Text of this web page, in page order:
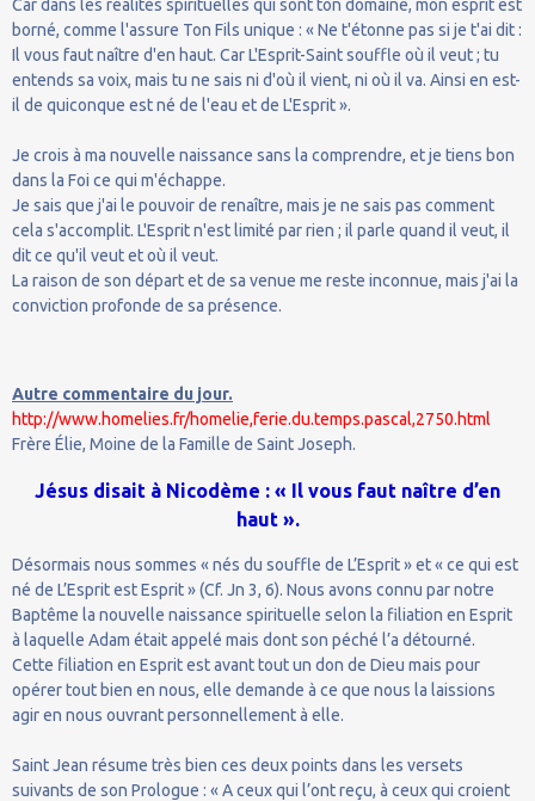
Car dans les réalités spirituelles qui sont ton domaine, mon esprit est
borné, comme l'assure Ton Fils unique : « Ne t'étonne pas si je t'ai dit :
Il vous faut naître d'en haut. Car L'Esprit-Saint souffle où il veut ; tu
entends sa voix, mais tu ne sais ni d'où il vient, ni où il va. Ainsi en est-
il de quiconque est né de l'eau et de L'Esprit ».
Je crois à ma nouvelle naissance sans la comprendre, et je tiens bon
dans la Foi ce qui m'échappe.
Je sais que j'ai le pouvoir de renaître, mais je ne sais pas comment
cela s'accomplit. L'Esprit n'est limité par rien ; il parle quand il veut, il
dit ce qu'il veut et où il veut.
La raison de son départ et de sa venue me reste inconnue, mais j'ai la
conviction profonde de sa présence.
Autre commentaire du jour.
http://www.homelies.fr/homelie,ferie.du.temps.pascal,2750.html
Frère Élie, Moine de la Famille de Saint Joseph.
Jésus disait à Nicodème : « Il vous faut naître d’en
haut ».
Désormais nous sommes « nés du souffle de L’Esprit » et « ce qui est
né de L’Esprit est Esprit » (Cf. Jn 3, 6). Nous avons connu par notre
Baptême la nouvelle naissance spirituelle selon la filiation en Esprit
à laquelle Adam était appelé mais dont son péché l’a détourné.
Cette filiation en Esprit est avant tout un don de Dieu mais pour
opérer tout bien en nous, elle demande à ce que nous la laissions
agir en nous ouvrant personnellement à elle.
Saint Jean résume très bien ces deux points dans les versets
suivants de son Prologue : « A ceux qui l’ont reçu, à ceux qui croient